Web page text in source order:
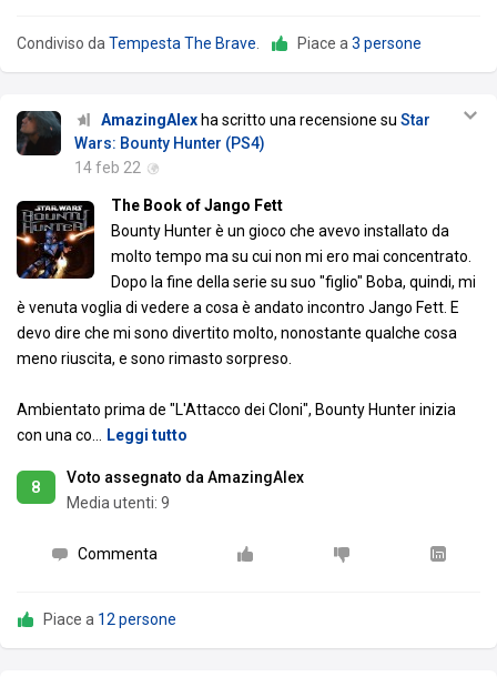
Condiviso da Tempesta The Brave Piace a 3 persone
AmazingAlex ha scritto una recensione su Star
Wars: Bounty Hunter (PS4)
14 feb 22
The Book of Jango Fett
Bounty Hunter è un gioco che avevo installato da
molto tempo ma su cui non mi ero mai concentrato.
Dopo la fine della serie su suo "figlio" Boba, quindi, mi
è venuta voglia di vedere a cosa è andato incontro Jango Fett. E
devo dire che mi sono divertito molto, nonostante qualche cosa
meno riuscita, e sono rimasto sorpreso.
Ambientato prima de "L'Attacco dei Cloni", Bounty Hunter inizia
con una co
Leggi tutto
8
Voto assegnato da AmazingAlex
Media utenti: 9
Commenta
Piace a 12 persone